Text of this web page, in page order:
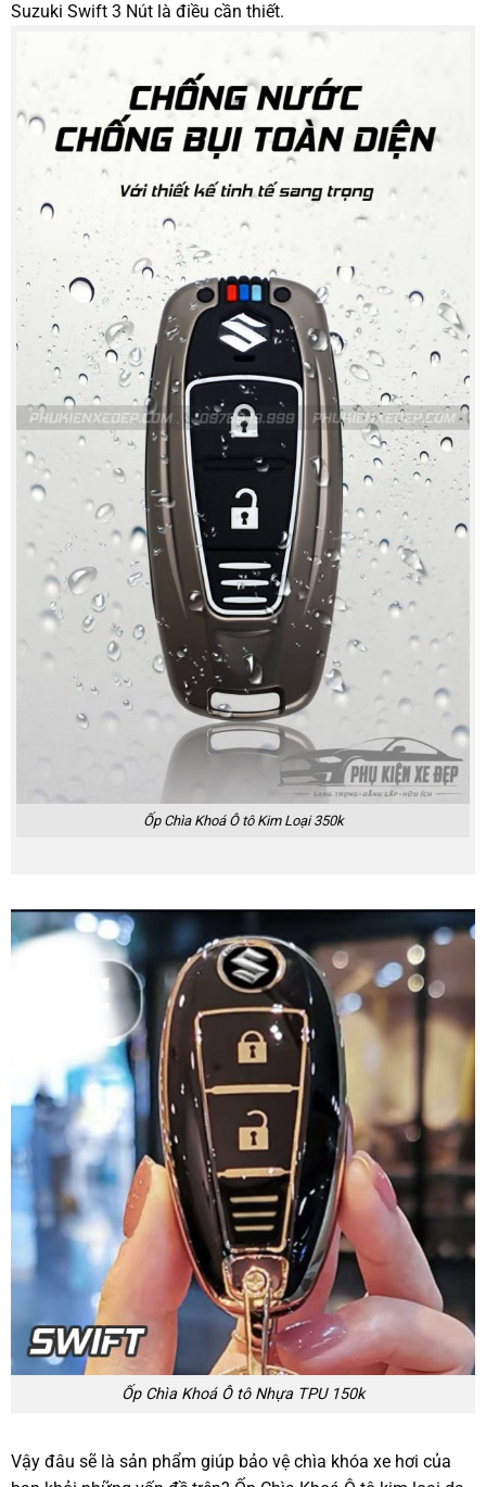
Suzuki Swift 3 Nút là điều cần thiết.
Ốp Chìa Khoá Ô tô Kim Loại 350k
Ốp Chìa Khoá Ô tô Nhựa TPU 150k
Vậy đâu sẽ là sản phẩm giúp bảo vệ chìa khóa xe hơi của